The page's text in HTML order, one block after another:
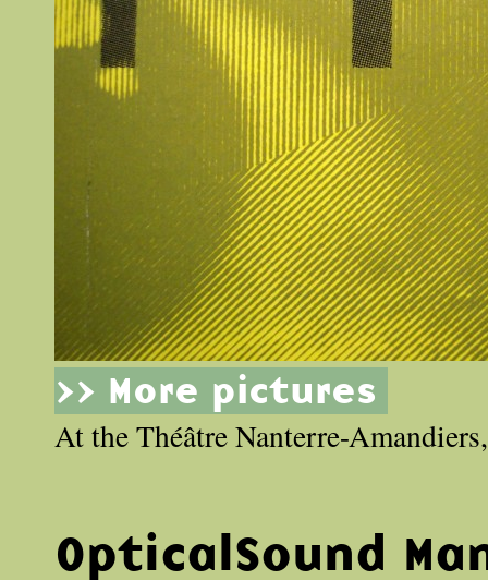
>> More pictures
At the Théâtre Nanterre-
OpticalSound